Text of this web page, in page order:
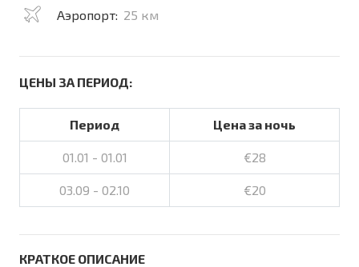
Аэропорт: 25 км
ЦЕНЫ ЗА ПЕРИОД:
Период Цена за ночь
01.01 - 01.01 €28
03.09 - 02.10 €20
КРАТКОЕ ОПИСАНИЕ